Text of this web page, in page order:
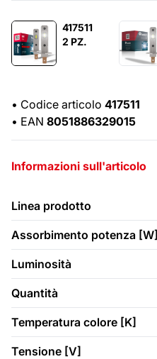
417511
2 PZ.
• Codice articolo 417511
• EAN 8051886329015
Informazioni sull'articolo
Linea prodotto
Assorbimento potenza [W]
Luminosità
Quantità
Temperatura colore [K]
Tensione [V]